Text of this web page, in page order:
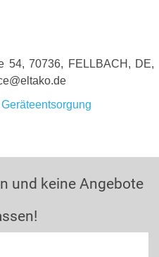
54, 70736, FELLBACH, DE,
Geräteentsorgung
und keine Angebote